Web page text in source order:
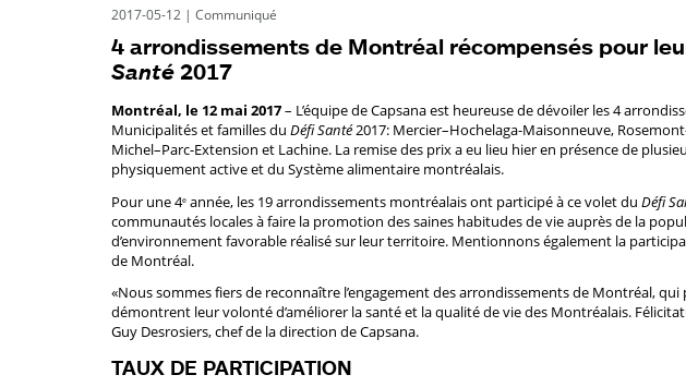
2017-05-12 | Communiqué
4 arrondissements de Montréal récompensés pour
Santé 2017
Montréal, le 12 mai 2017– L’équipe de Capsana est heureuse de dévoiler les 4
Municipalités et familles du Défi Santé2017: Mercier–Hochelaga-Maisonneuve,
Michel–Parc-Extension et Lachine. La remise des prix a eu lieu hier en présence de
physiquement active et du Système alimentaire montréalais.
Pour une 4e année, les 19 arrondissements montréalais ont participé à ce volet du Défi
communautés locales à faire la promotion des saines habitudes de vie auprès de la
d’environnement favorable réalisé sur leur territoire. Mentionnons également la
de Montréal.
«Nous sommes fiers de reconnaître l’engagement des arrondissements de Montréal,
démontrent leur volonté d’améliorer la santé et la qualité de vie des Montréalais.
Guy Desrosiers, chef de la direction de Capsana.
TAUX DE PARTICIPATION